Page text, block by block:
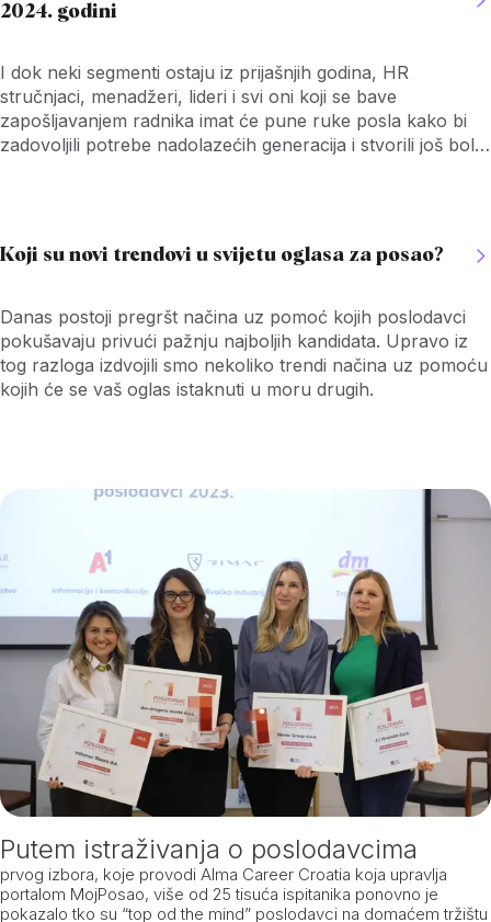
2024. godini
I dok neki segmenti ostaju iz prijašnjih godina, HR
stručnjaci, menadžeri, lideri i svi oni koji se bave
zapošljavanjem radnika imat će pune ruke posla kako bi
zadovoljili potrebe nadolazećih generacija i stvorili još bolje
Koji su novi trendovi u svijetu oglasa za posao?
Danas postoji pregršt načina uz pomoć kojih poslodavci
pokušavaju privući pažnju najboljih kandidata. Upravo iz
tog razloga izdvojili smo nekoliko trendi načina uz pomoću
kojih će se vaš oglas istaknuti u moru drugih.
Putem istraživanja o poslodavcima
prvog izbora, koje provodi Alma Career Croatia koja upravlja
portalom MojPosao, više od 25 tisuća ispitanika ponovno je
pokazalo tko su “top od the mind” poslodavci na domaćem tržištu